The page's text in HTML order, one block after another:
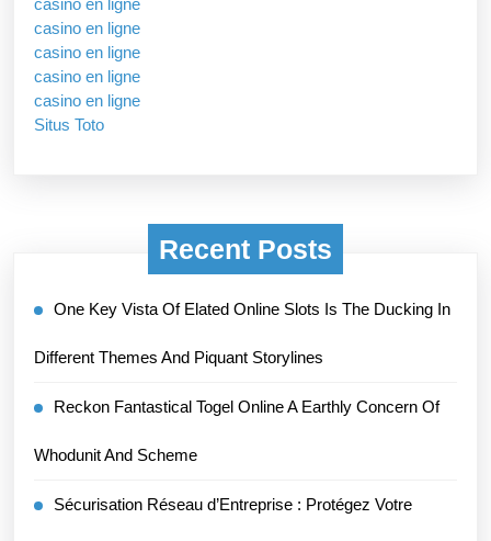
casino en ligne
casino en ligne
casino en ligne
casino en ligne
Situs Toto
Recent Posts
One Key Vista Of Elated Online Slots Is The Ducking In
Different Themes And Piquant Storylines
Reckon Fantastical Togel Online A Earthly Concern Of
Whodunit And Scheme
Sécurisation Réseau d’Entreprise : Protégez Votre